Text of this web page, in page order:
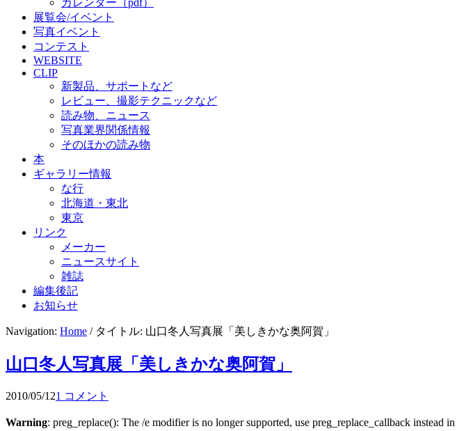
展覧会/イベント
写真イベント
コンテスト
WEBSITE
CLIP
新製品、サポートなど
レビュー、撮影テクニックなど
読み物、ニュース
写真業界関係情報
そのほかの読み物
本
ギャラリー情報
な行
北海道・東北
東京
リンク
メーカー
ニュースサイト
雑誌
編集後記
お知らせ
Navigation: Home / タイトル: 山口冬人写真展「美しきかな奥阿賀」
山口冬人写真展「美しきかな奥阿賀」
2010/05/121 コメント
Warning: preg_replace(): The /e modifier is no longer supported, use preg_replace_callback instead in